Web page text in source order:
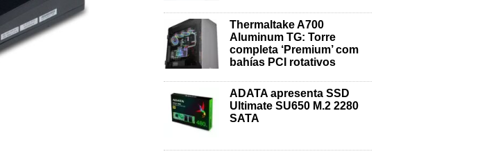
Thermaltake A700
Aluminum TG: Torre
completa ‘Premium’ com
bahías PCI rotativos
ADATA apresenta SSD
Ultimate SU650 M.2 2280
SATA